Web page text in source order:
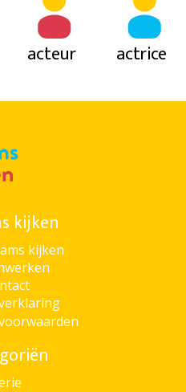
acteur actrice
kijken
kijken